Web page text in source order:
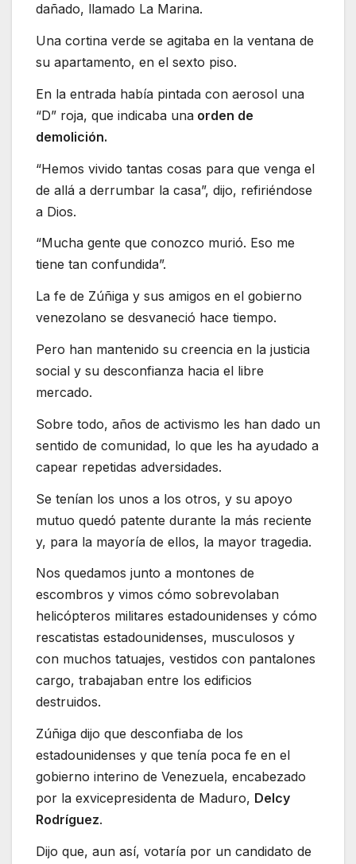
dañado, llamado La Marina.
Una cortina verde se agitaba en la ventana de
su apartamento, en el sexto piso.
En la entrada había pintada con aerosol una
“D” roja, que indicaba una orden de
demolición.
“Hemos vivido tantas cosas para que venga el
de allá a derrumbar la casa”, dijo, refiriéndose
a Dios.
“Mucha gente que conozco murió. Eso me
tiene tan confundida”.
La fe de Zúñiga y sus amigos en el gobierno
venezolano se desvaneció hace tiempo.
Pero han mantenido su creencia en la justicia
social y su desconfianza hacia el libre
mercado.
Sobre todo, años de activismo les han dado un
sentido de comunidad, lo que les ha ayudado a
capear repetidas adversidades.
Se tenían los unos a los otros, y su apoyo
mutuo quedó patente durante la más reciente
y, para la mayoría de ellos, la mayor tragedia.
Nos quedamos junto a montones de
escombros y vimos cómo sobrevolaban
helicópteros militares estadounidenses y cómo
rescatistas estadounidenses, musculosos y
con muchos tatuajes, vestidos con pantalones
cargo, trabajaban entre los edificios
destruidos.
Zúñiga dijo que desconfiaba de los
estadounidenses y que tenía poca fe en el
gobierno interino de Venezuela, encabezado
por la exvicepresidenta de Maduro, Delcy
Rodríguez.
Dijo que, aun así, votaría por un candidato de